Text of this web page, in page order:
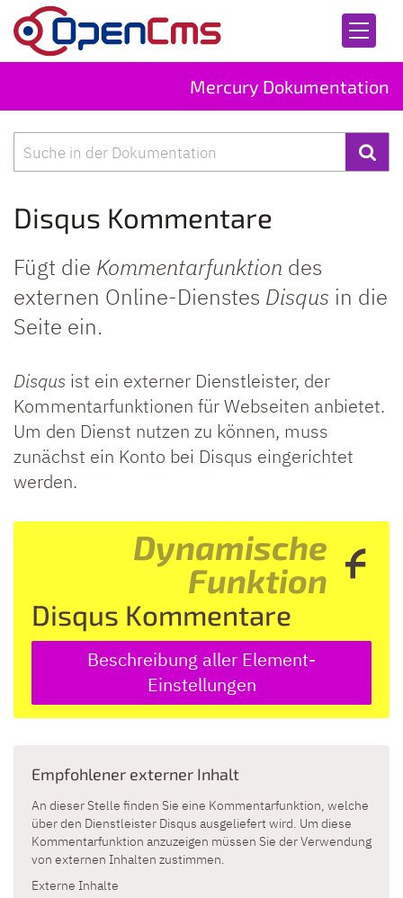
Zum Inhalt springen
Mercury Dokumentation
Disqus Kommentare
Fügt die Kommentarfunktion des
externen Online-Dienstes Disqus in die
Seite ein.
Disqus ist ein externer Dienstleister, der
Kommentarfunktionen für Webseiten anbietet.
Um den Dienst nutzen zu können, muss
zunächst ein Konto bei Disqus eingerichtet
werden.
Dynamische
Funktion
Disqus Kommentare
Beschreibung aller Element-
Einstellungen
Empfohlener externer Inhalt
An dieser Stelle finden Sie eine Kommentarfunktion, welche
über den Dienstleister Disqus ausgeliefert wird. Um diese
Kommentarfunktion anzuzeigen müssen Sie der Verwendung
von externen Inhalten zustimmen.
Externe Inhalte
Suche